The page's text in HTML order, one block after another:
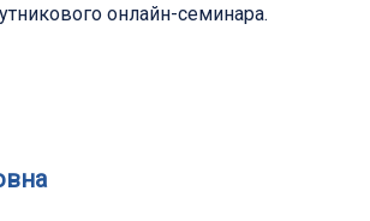
онлайн-семинара.